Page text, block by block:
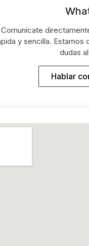
Comunícate
y sencilla. Estamos
dudas
Hablar